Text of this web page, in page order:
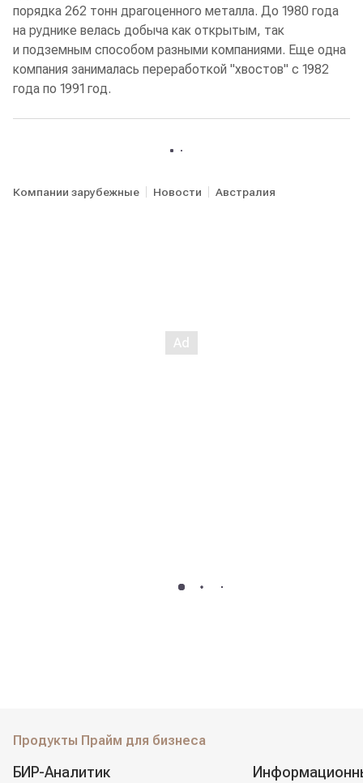
порядка 262 тонн драгоценного металла. До 1980 года
на руднике велась добыча как открытым, так
и подземным способом разными компаниями. Еще одна
компания занималась переработкой "хвостов" с 1982
года по 1991 год.
Компании зарубежные Новости Австралия
Продукты Прайм для бизнеса
БИР-Аналитик